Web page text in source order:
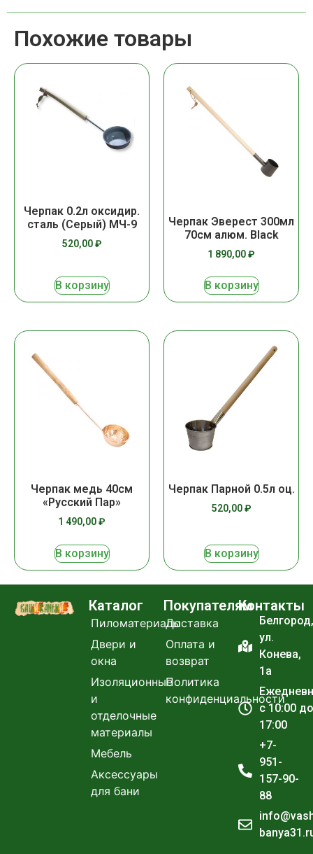
Похожие товары
Черпак 0.2л оксидир.
сталь (Серый) МЧ-9
520,00₽
В корзину
Черпак Эверест 300мл
70см алюм. Black
1 890,00₽
В корзину
Черпак медь 40см
«Русский Пар»
1 490,00₽
В корзину
Черпак Парной 0.5л оц.
520,00₽
В корзину
Каталог
Пиломатериалы
Двери и
окна
Изоляционные
и
отделочные
материалы
Мебель
Аксессуары
для бани
Покупателям
Доставка
Оплата и
возврат
Политика
конфиденциальности
Контакты
Белгород,
ул.
Конева,
1а
с 10:00 до
17:00
+7-
951-
157-90-
88